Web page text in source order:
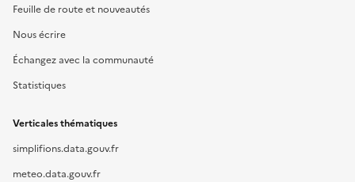
Feuille de route et nouveautés
Nous écrire
Échangez avec la communauté
Statistiques
Verticales thématiques
simplifions.data.gouv.fr
meteo.data.gouv.fr